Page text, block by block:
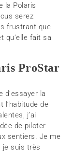
la Polaris
serez
frustrant que
qu’elle fait sa
ProStar
d’essayer la
l’habitude de
j’ai
de piloter
sentiers. Je me
je suis très